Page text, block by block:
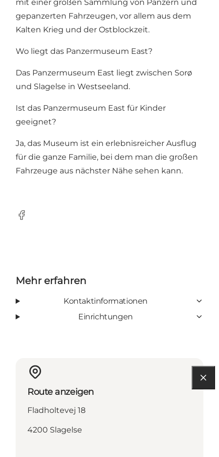
mit einer großen Sammlung von Panzern und
gepanzerten Fahrzeugen, vor allem aus dem
Kalten Krieg und der Ostblockzeit.
Wo liegt das Panzermuseum East?
Das Panzermuseum East liegt zwischen Sorø
und Slagelse in Westseeland.
Ist das Panzermuseum East für Kinder
geeignet?
Ja, das Museum ist ein erlebnisreicher Ausflug
für die ganze Familie, bei dem man die großen
Fahrzeuge aus nächster Nähe sehen kann.
Facebook
Mehr erfahren
Kontaktinformationen
Einrichtungen
Route anzeigen
Fladholtevej 18
4200 Slagelse